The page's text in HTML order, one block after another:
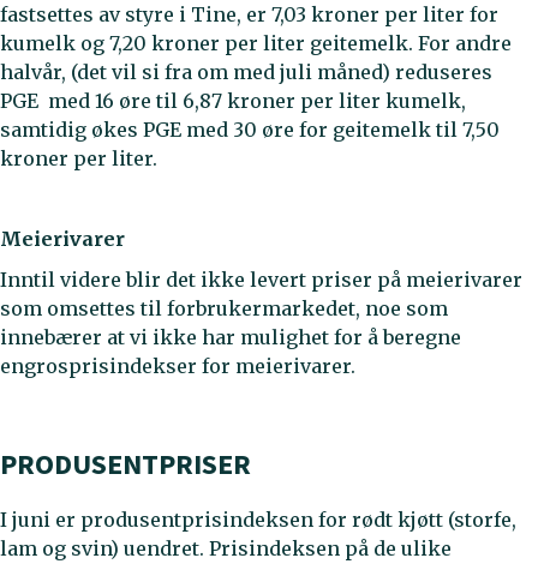
fastsettes av styre i Tine, er 7,03 kroner per liter for
kumelk og 7,20 kroner per liter geitemelk. For andre
halvår, (det vil si fra om med juli måned) reduseres
PGE med 16 øre til 6,87 kroner per liter kumelk,
samtidig økes PGE med 30 øre for geitemelk til 7,50
kroner per liter.
Meierivarer
Inntil videre blir det ikke levert priser på meierivarer
som omsettes til forbrukermarkedet, noe som
innebærer at vi ikke har mulighet for å beregne
engrosprisindekser for meierivarer.
PRODUSENTPRISER
I juni er produsentprisindeksen for rødt kjøtt (storfe,
lam og svin) uendret. Prisindeksen på de ulike